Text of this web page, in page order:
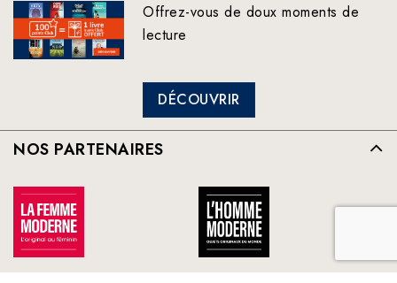
Offrez-vous de doux moments de
lecture
DÉCOUVRIR
NOS PARTENAIRES